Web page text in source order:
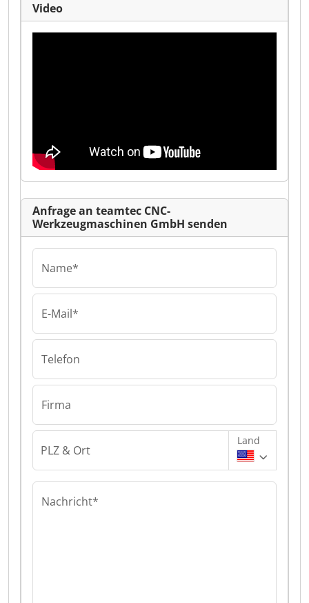
Video
Anfrage an teamtec CNC-
Werkzeugmaschinen GmbH senden
Name*
E-Mail*
Telefon
Firma
PLZ & Ort
Land
Nachricht*